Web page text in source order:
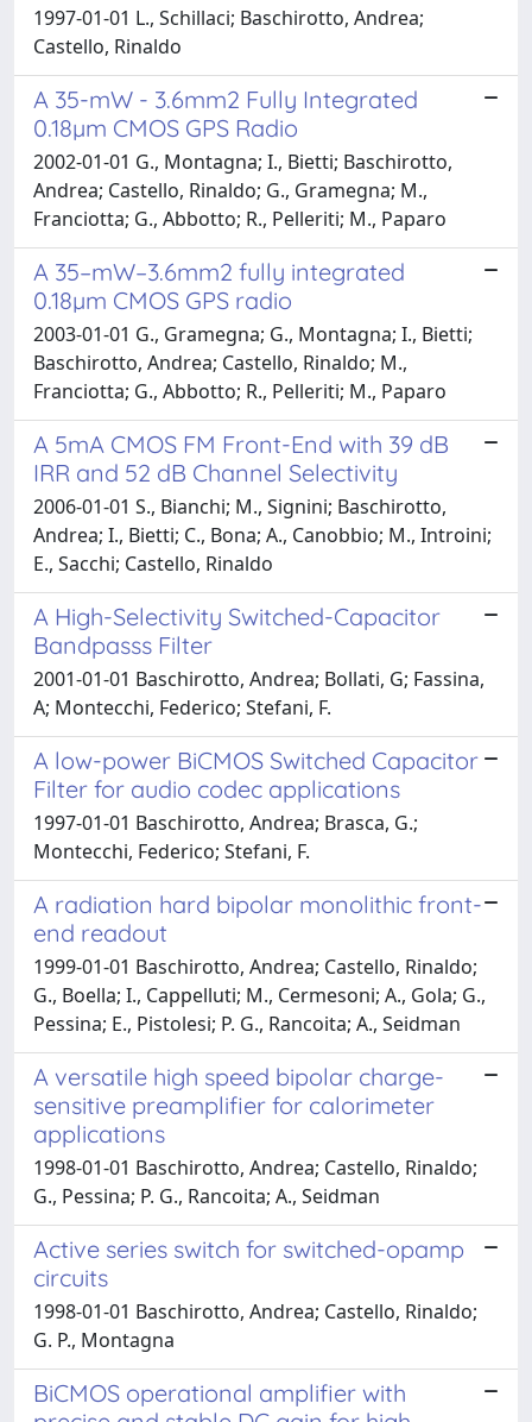
1997-01-01 L., Schillaci; Baschirotto, Andrea;
Castello, Rinaldo
A 35-mW - 3.6mm2 Fully Integrated
0.18µm CMOS GPS Radio
2002-01-01 G., Montagna; I., Bietti; Baschirotto,
Andrea; Castello, Rinaldo; G., Gramegna; M.,
Franciotta; G., Abbotto; R., Pelleriti; M., Paparo
A 35–mW–3.6mm2 fully integrated
0.18µm CMOS GPS radio
2003-01-01 G., Gramegna; G., Montagna; I., Bietti;
Baschirotto, Andrea; Castello, Rinaldo; M.,
Franciotta; G., Abbotto; R., Pelleriti; M., Paparo
A 5mA CMOS FM Front-End with 39 dB
IRR and 52 dB Channel Selectivity
2006-01-01 S., Bianchi; M., Signini; Baschirotto,
Andrea; I., Bietti; C., Bona; A., Canobbio; M., Introini;
E., Sacchi; Castello, Rinaldo
A High-Selectivity Switched-Capacitor
Bandpasss Filter
2001-01-01 Baschirotto, Andrea; Bollati, G; Fassina,
A; Montecchi, Federico; Stefani, F.
A low-power BiCMOS Switched Capacitor
Filter for audio codec applications
1997-01-01 Baschirotto, Andrea; Brasca, G.;
Montecchi, Federico; Stefani, F.
A radiation hard bipolar monolithic front-
end readout
1999-01-01 Baschirotto, Andrea; Castello, Rinaldo;
G., Boella; I., Cappelluti; M., Cermesoni; A., Gola; G.,
Pessina; E., Pistolesi; P. G., Rancoita; A., Seidman
A versatile high speed bipolar charge-
sensitive preamplifier for calorimeter
applications
1998-01-01 Baschirotto, Andrea; Castello, Rinaldo;
G., Pessina; P. G., Rancoita; A., Seidman
Active series switch for switched-opamp
circuits
1998-01-01 Baschirotto, Andrea; Castello, Rinaldo;
G. P., Montagna
BiCMOS operational amplifier with